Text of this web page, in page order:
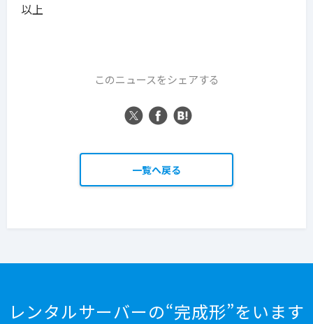
以上
このニュースをシェアする
一覧へ戻る
レンタルサーバーの“完成形”をいます